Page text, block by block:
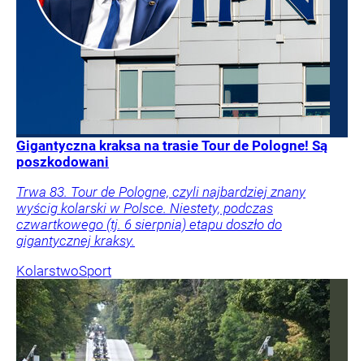
Gigantyczna kraksa na trasie Tour de Pologne! Są
poszkodowani
Trwa 83. Tour de Pologne, czyli najbardziej znany
wyścig kolarski w Polsce. Niestety, podczas
czwartkowego (tj. 6 sierpnia) etapu doszło do
gigantycznej kraksy.
KolarstwoSport